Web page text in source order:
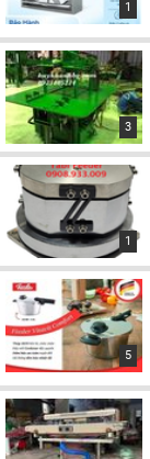
1
3
1
5